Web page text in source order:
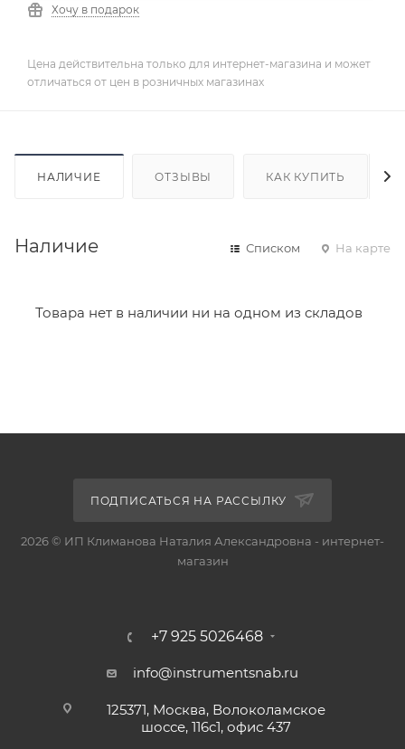
Хочу в подарок
Цена действительна только для интернет-магазина и может
отличаться от цен в розничных магазинах
НАЛИЧИЕ ОТЗЫВЫ КАК КУПИТЬ
Наличие Списком На карте
Товара нет в наличии ни на одном из складов
ПОДПИСАТЬСЯ НА РАССЫЛКУ
2026 © ИП Климанова Наталия Александровна - интернет-
магазин
+7 925 5026468
info@instrumentsnab.ru
125371, Москва, Волоколамское
шоссе, 116с1, офис 437